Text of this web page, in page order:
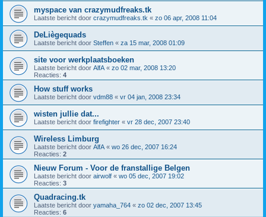
myspace van crazymudfreaks.tk
Laatste bericht door crazymudfreaks.tk « zo 06 apr, 2008 11:04
DeLiègequads
Laatste bericht door Steffen « za 15 mar, 2008 01:09
site voor werkplaatsboeken
Laatste bericht door AlfA « zo 02 mar, 2008 13:20
Reacties: 4
How stuff works
Laatste bericht door vdm88 « vr 04 jan, 2008 23:34
wisten jullie dat...
Laatste bericht door firefighter « vr 28 dec, 2007 23:40
Wireless Limburg
Laatste bericht door AlfA « wo 26 dec, 2007 16:24
Reacties: 2
Nieuw Forum - Voor de franstallige Belgen
Laatste bericht door airwolf « wo 05 dec, 2007 19:02
Reacties: 3
Quadracing.tk
Laatste bericht door yamaha_764 « zo 02 dec, 2007 13:45
Reacties: 6